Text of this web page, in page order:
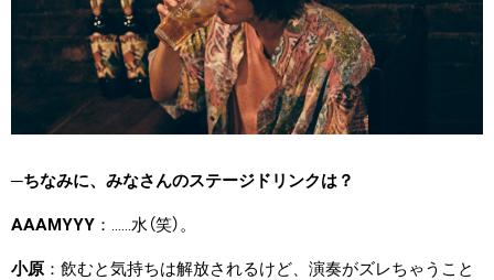
ちなみに、みなさんのステージドリンクは？
AAAMYYY ……水（笑）。
小原
飲むと気持ちは解放されるけど、演奏がズレちゃうこと